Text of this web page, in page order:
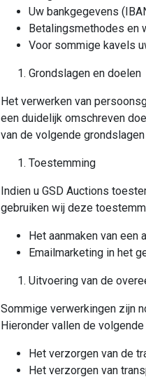
Uw bankgegevens
Betalingsmethodes en
Voor sommige kavels
Grondslagen en doelen
Het verwerken van
een duidelijk omschreven
van de volgende
Toestemming
Indien u GSD Auctions
gebruiken wij deze
Het aanmaken van een
Emailmarketing in het
Uitvoering van de
Sommige verwerkingen zijn
Hieronder vallen de
Het verzorgen van de
Het verzorgen van